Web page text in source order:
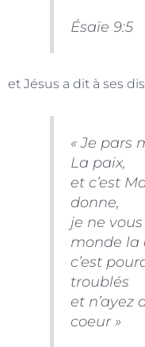
Ésaïe 9:5
et Jésus a dit à ses
« Je pars
La paix,
et c’est
donne,
je ne
monde la
c’est
troublés
et n’ayez
coeur »